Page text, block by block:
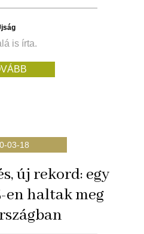
is írta.
03-18
új rekord: egy
en haltak meg